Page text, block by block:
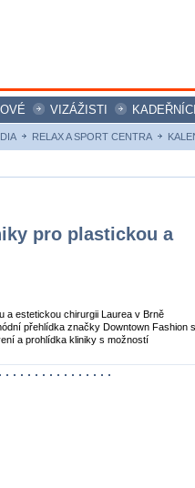
VIZÁŽISTI KADEŘNÍCI
RELAX A SPORT CENTRA
pro plastickou a
a estetickou chirurgii Laurea v Brně
přehlídka značky Downtown Fashion s
a prohlídka kliniky s možností